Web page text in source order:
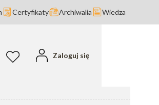
Certyfikaty Archiwalia Wiedza
w koszyku: 0. Zobacz szczegóły
Ulubione
Zaloguj się